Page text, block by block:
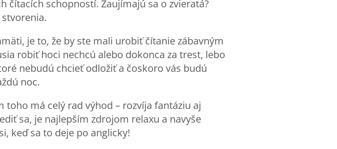
čítacích schopností. Zaujímajú sa o zvieratá?
je to, že by ste mali urobiť čítanie zábavným
robiť hoci nechcú alebo dokonca za trest, lebo
nebudú chcieť odložiť a čoskoro vás budú
noc.
má celý rad výhod – rozvíja fantáziu aj
sa, je najlepším zdrojom relaxu a navyše
keď sa to deje po anglicky!